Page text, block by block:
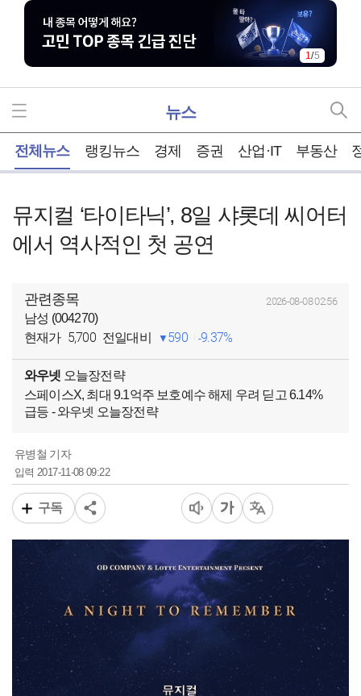
1/5
뉴스
전체뉴스 랭킹뉴스 경제 증권 산업·IT 부동산
뮤지컬 ‘타이타닉’, 8일 샤롯데 씨어터
에서 역사적인 첫 공연
관련종목 2026-08-08 02:56
남성 (004270)
현재가 5,700 전일대비 590 9.37%
와우넷 오늘장전략
스페이스X, 최대 9.1억주 보호예수 해제 우려 딛고 6.14%
급등 - 와우넷 오늘장전략
유병철 기자
입력2017-11-08 09:22
구독